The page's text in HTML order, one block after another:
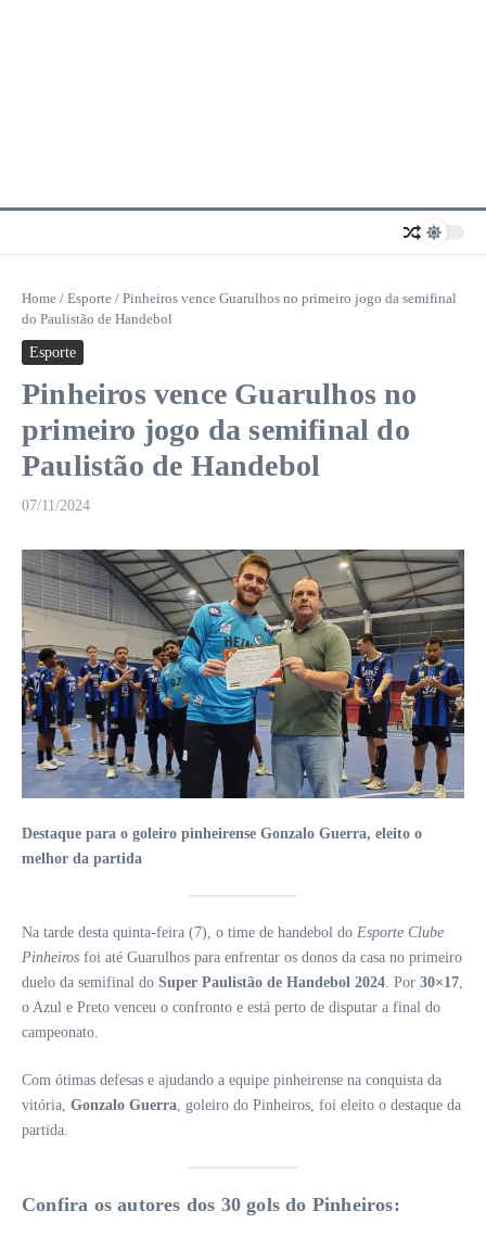
Home / Esporte / Pinheiros vence Guarulhos no primeiro jogo da semifinal
do Paulistão de Handebol
Esporte
Pinheiros vence Guarulhos no
primeiro jogo da semifinal do
Paulistão de Handebol
07/11/2024
Destaque para o goleiro pinheirense Gonzalo Guerra, eleito o
melhor da partida
Na tarde desta quinta-feira (7), o time de handebol do Esporte Clube
Pinheiros foi até Guarulhos para enfrentar os donos da casa no primeiro
duelo da semifinal do Super Paulistão de Handebol 2024. Por 30×17,
o Azul e Preto venceu o confronto e está perto de disputar a final do
campeonato.
Com ótimas defesas e ajudando a equipe pinheirense na conquista da
vitória, Gonzalo Guerra, goleiro do Pinheiros, foi eleito o destaque da
partida.
Confira os autores dos 30 gols do Pinheiros: